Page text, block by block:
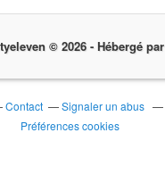
© 2026 - Hébergé par
Contact Signaler un abus
Préférences cookies